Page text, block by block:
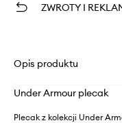
ZWROTY I
Opis produktu
Under Armour plecak
Plecak z kolekcji Under